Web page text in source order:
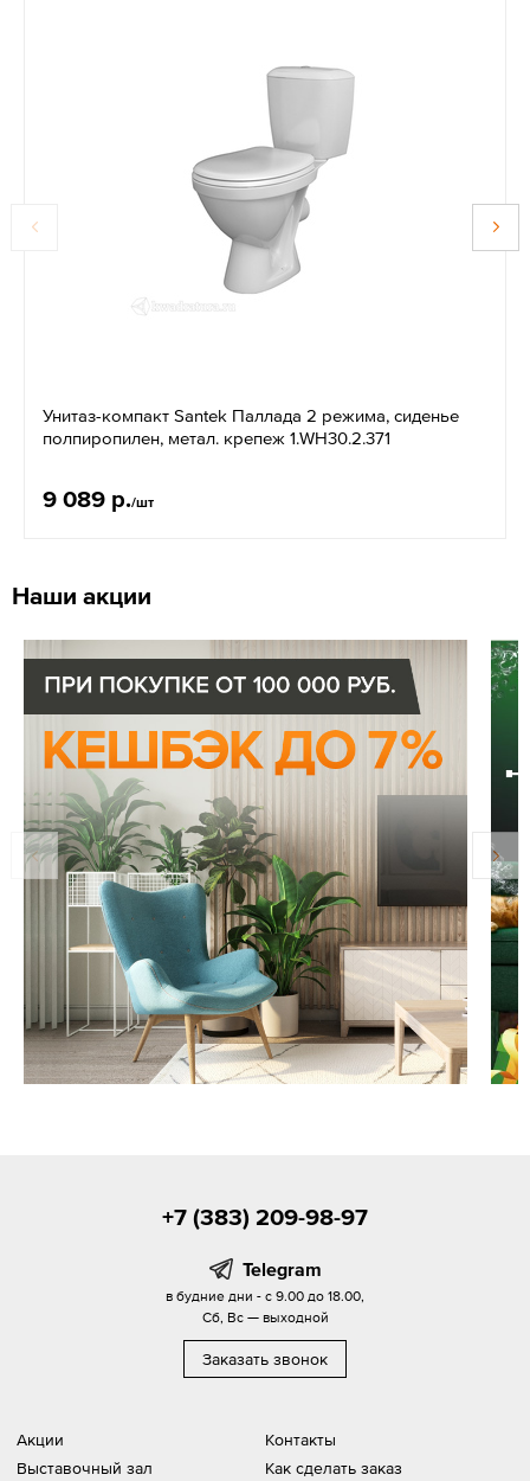
Унитаз-компакт Santek Паллада 2 режима, сиденье
полпиропилен, метал. крепеж 1.WH30.2.371
9 089 р./шт
Наши акции
Акции
Выставочный зал
Контакты
Как сделать заказ
+7 (383) 209-98-97
Telegram
в будние дни - с 9.00 до 18.00,
Сб, Вс — выходной
Заказать звонок